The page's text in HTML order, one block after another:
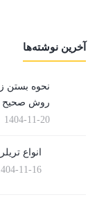
آخرین نوشته‌ها
نحوه بستن
روش
1404-11-20
انواع
11-16